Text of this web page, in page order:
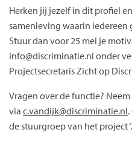
Herken jij jezelf in dit profiel
samenleving waarin
Stuur dan voor 25 mei je
info@discriminatie.nl onder
Projectsecretaris Zicht op
Vragen over de functie?
via c.vandijk@discriminatie.nl
de stuurgroep van het project